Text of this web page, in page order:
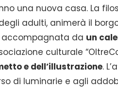
una nuova casa. La
adulti, animerà il
accompagnata da un
culturale
e dell’illustrazione.
di luminarie e agli